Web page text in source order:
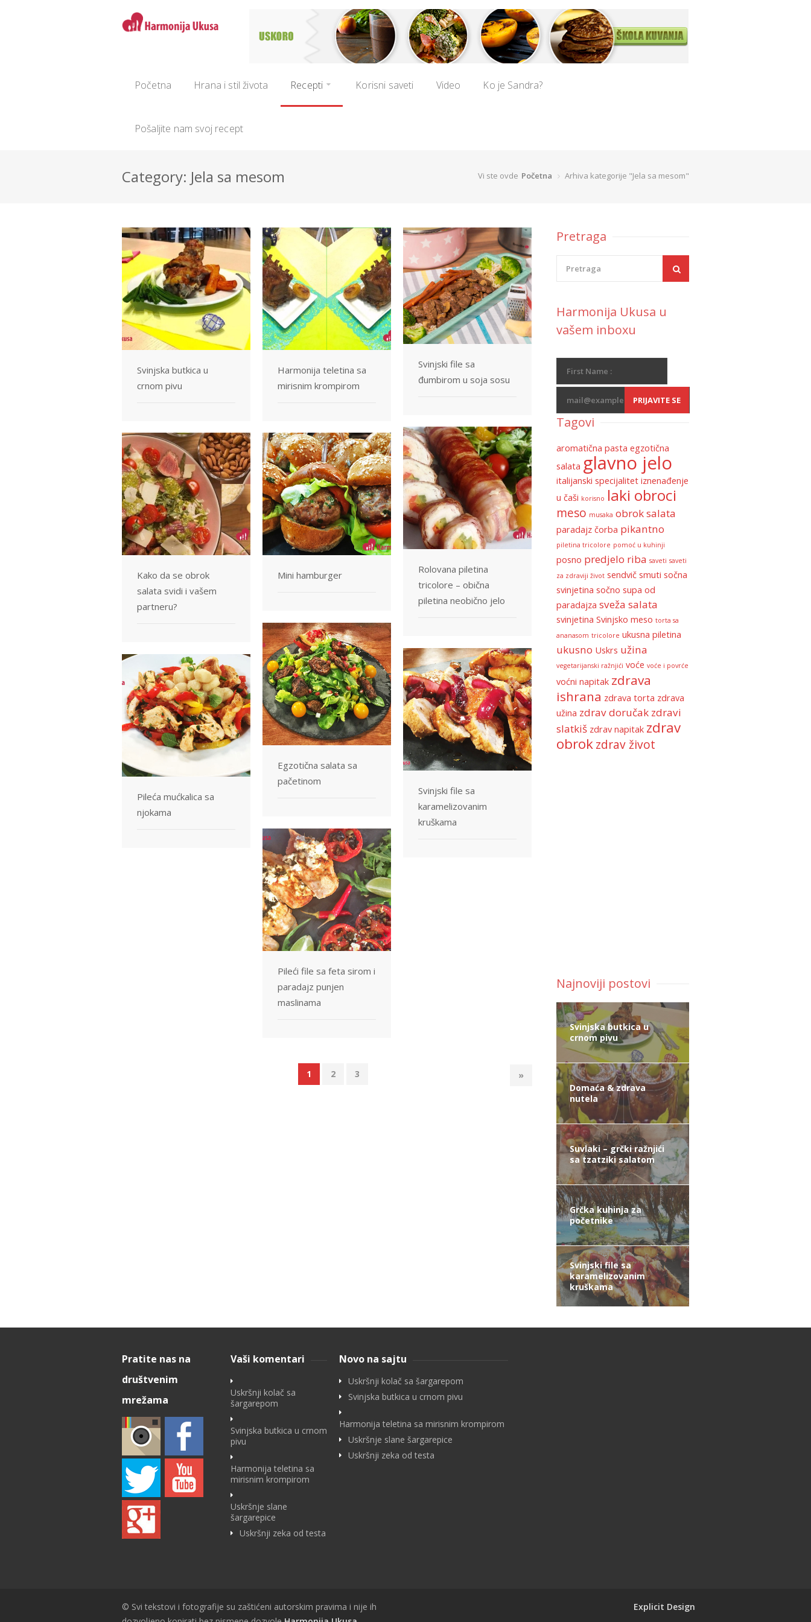
Početna Hrana i stil života Recepti Korisni saveti Video Ko je Sandra?
Pošaljite nam svoj recept
Category: Jela sa mesom Vi ste ovde Početna Arhiva kategorije "Jela sa mesom"
Svinjska butkica u
crnom pivu
Harmonija teletina sa
mirisnim krompirom
Svinjski file sa
đumbirom u soja sosu
Rolovana piletina
tricolore – obična
piletina neobično jelo
Kako da se obrok
salata svidi i vašem
partneru?
Mini hamburger
Egzotična salata sa
pačetinom
Svinjski file sa
karamelizovanim
kruškama
Pileća mućkalica sa
njokama
Pileći file sa feta sirom i
paradajz punjen
maslinama
1 2 3 »
Pretraga
Harmonija Ukusa u
vašem inboxu
Tagovi
aromatična pasta egzotična
salata glavno jelo
italijanski specijalitet iznenađenje
u čaši korisno laki obroci
meso musaka obrok salata
paradajz čorba pikantno
piletina tricolore pomoć u kuhinji
posno predjelo riba saveti saveti
za zdraviji život sendvič smuti sočna
svinjetina sočno supa od
paradajza sveža salata
svinjetina Svinjsko meso torta sa
ananasom tricolore ukusna piletina
ukusno Uskrs užina
vegetarijanski ražnjići voće voće i povrće
voćni napitak zdrava
ishrana zdrava torta zdrava
užina zdrav doručak zdravi
slatkiš zdrav napitak zdrav
obrokzdrav život
Najnoviji postovi
Svinjska butkica u
crnom pivu
Domaća & zdrava
nutela
Suvlaki – grčki ražnjići
sa tzatziki salatom
Grčka kuhinja za
početnike
Svinjski file sa
karamelizovanim
kruškama
Pratite nas na
društvenim
mrežama
Vaši komentari
Uskršnji kolač sa
šargarepom
Svinjska butkica u crnom
pivu
Harmonija teletina sa
mirisnim krompirom
Uskršnje slane
šargarepice
Uskršnji zeka od testa
Novo na sajtu
Uskršnji kolač sa šargarepom
Svinjska butkica u crnom pivu
Harmonija teletina sa mirisnim krompirom
Uskršnje slane šargarepice
Uskršnji zeka od testa
© Svi tekstovi i fotografije su zaštićeni autorskim pravima i nije ih
Explicit Design